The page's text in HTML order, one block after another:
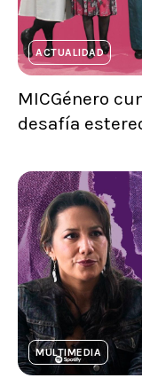
ACTUALIDAD
MICGénero
desafía
MULTIMEDIA